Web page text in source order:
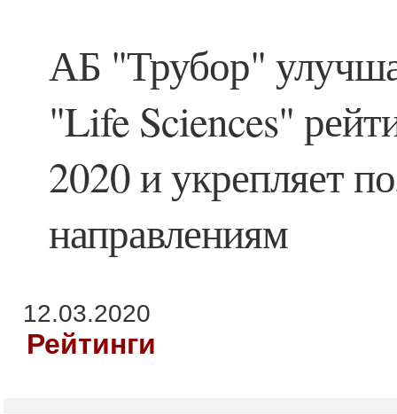
АБ "Трубор"
"Life Sciences"
2020 и укрепляет
направлениям
12.03.2020
Рейтинги